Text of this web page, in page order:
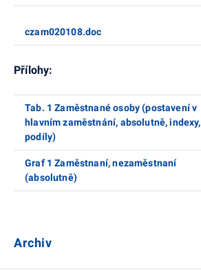
czam020108.doc
Přílohy:
Tab. 1 Zaměstnané osoby (postavení v
hlavním zaměstnání, absolutně, indexy,
podíly)
Graf 1 Zaměstnaní, nezaměstnaní
(absolutně)
Archiv